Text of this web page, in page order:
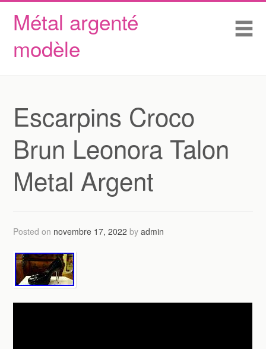
Métal argenté
modèle
Skip to content
Accueil
Conditions d’utilisation
Escarpins Croco
Brun Leonora Talon
Metal Argent
Posted on novembre 17, 2022 byadmin